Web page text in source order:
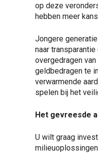
op deze
hebben meer
Jongere
naar
overgedragen
geldbedragen te
verwarmende
spelen bij het
Het gevreesde
U wilt graag